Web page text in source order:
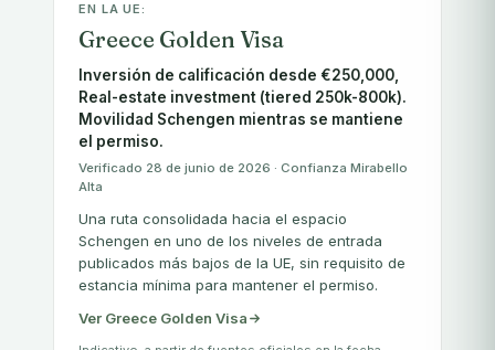
EN LA UE:
Greece Golden Visa
Inversión de calificación desde €250,000,
Real-estate investment (tiered 250k-800k).
Movilidad Schengen mientras se mantiene
el permiso.
Verificado 28 de junio de 2026 · Confianza Mirabello
Alta
Una ruta consolidada hacia el espacio
Schengen en uno de los niveles de entrada
publicados más bajos de la UE, sin requisito de
estancia mínima para mantener el permiso.
Ver Greece Golden Visa